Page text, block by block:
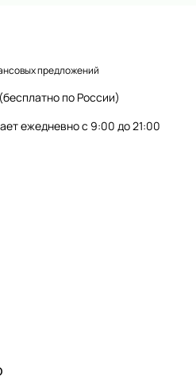
предложений
(бесплатно по России)
ежедневно с 9:00 до 21:00